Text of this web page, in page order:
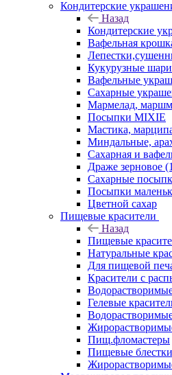
Кондитерские
Назад
Кондитерские
Вафельная
Кукурузные
Вафельные
Сахарные
Мармелад,
Посыпки MIXIE
Мастика,
Миндальные,
Сахарная и
Драже зерновое
Сахарные
Посыпки
Цветной сахар
Пищевые красители
Назад
Пищевые
Натуральные
Для пищевой
Красители с
Гелевые
Пищ.фломастеры
Пищевые